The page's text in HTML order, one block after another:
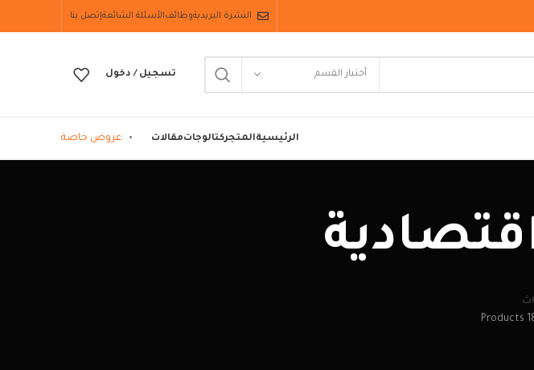
النشرة البريديةوظائفالأسئلة الشائعةإتصل بنا
أختيار القسم تسجيل / دخول
الرئيسيةالمتجركتالوجاتمقالات عروض خاصة